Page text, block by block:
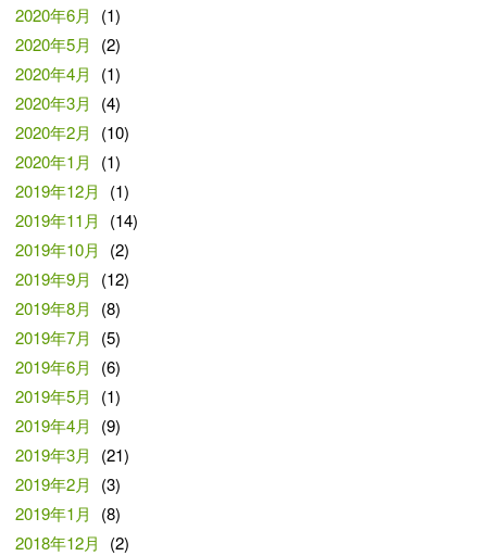
2020年6月
(1)
2020年5月
(2)
2020年4月
(1)
2020年3月
(4)
2020年2月
(10)
2020年1月
(1)
2019年12月
(1)
2019年11月
(14)
2019年10月
(2)
2019年9月
(12)
2019年8月
(8)
2019年7月
(5)
2019年6月
(6)
2019年5月
(1)
2019年4月
(9)
2019年3月
(21)
2019年2月
(3)
2019年1月
(8)
2018年12月
(2)